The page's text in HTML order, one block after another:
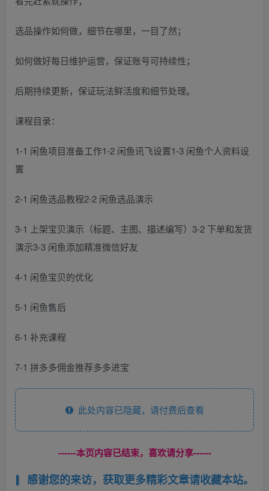
选品操作如何做，细节在哪里，一目了然；
如何做好每日维护运营，保证账号可持续性；
后期持续更新，保证玩法鲜活度和细节处理。
课程目录：
1-1 闲鱼项目准备工作1-2 闲鱼讯飞设置1-3 闲鱼个人资料设
置
2-1 闲鱼选品教程2-2 闲鱼选品演示
3-1 上架宝贝演示（标题、主图、描述编写）3-2 下单和发货
演示3-3 闲鱼添加精准微信好友
4-1 闲鱼宝贝的优化
5-1 闲鱼售后
6-1 补充课程
7-1 拼多多佣金推荐多多进宝
此处内容已隐藏，请付费后查看
------本页内容已结束，喜欢请分享------
感谢您的来访，获取更多精彩文章请收藏本站。